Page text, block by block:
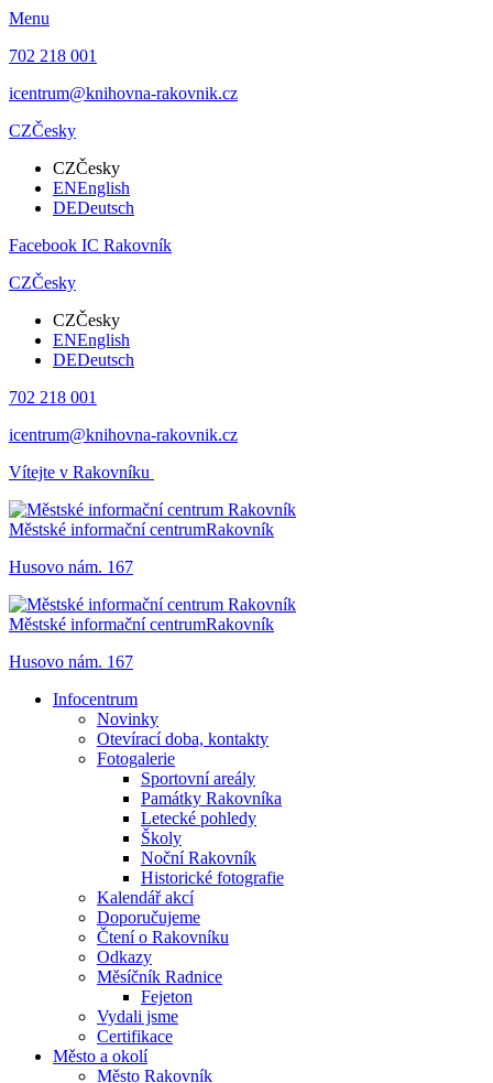
Menu
702 218 001
icentrum@knihovna-rakovnik.cz
CZČesky
CZČesky
ENEnglish
DEDeutsch
Facebook IC Rakovník
CZČesky
CZČesky
ENEnglish
DEDeutsch
702 218 001
icentrum@knihovna-rakovnik.cz
Vítejte v Rakovníku
Městské informační centrumRakovník
Husovo nám. 167
Městské informační centrumRakovník
Husovo nám. 167
Infocentrum
Novinky
Otevírací doba, kontakty
Fotogalerie
Sportovní areály
Památky Rakovníka
Letecké pohledy
Školy
Noční Rakovník
Historické fotografie
Kalendář akcí
Doporučujeme
Čtení o Rakovníku
Odkazy
Měsíčník Radnice
Fejeton
Vydali jsme
Certifikace
Město a okolí
Město Rakovník